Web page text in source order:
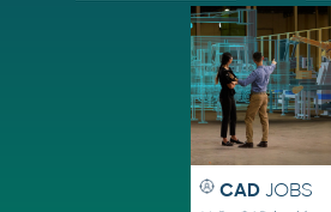
CAD JOBS